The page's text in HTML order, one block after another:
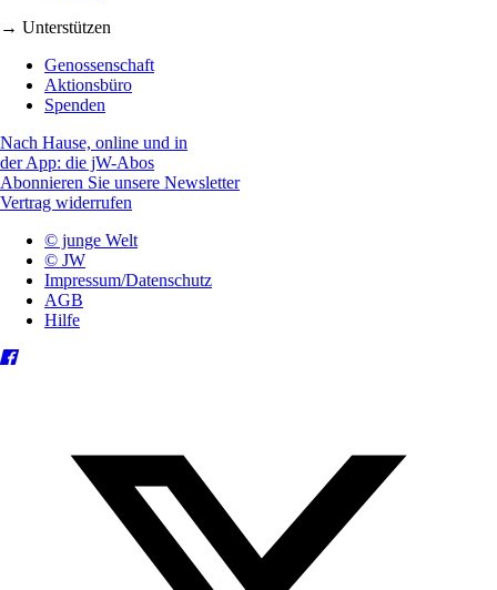
→ Unterstützen
Genossenschaft
Aktionsbüro
Spenden
Nach Hause, online und in
der App: die jW-Abos
Abonnieren Sie unsere Newsletter
Vertrag widerrufen
© junge Welt
© JW
Impressum/Datenschutz
AGB
Hilfe